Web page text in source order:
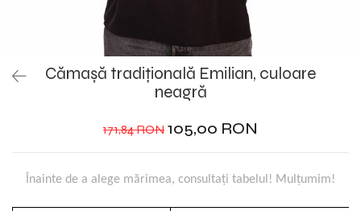
Cămașă tradițională Emilian, culoare
neagră
171,84 RON 105,00 RON
Înainte de a alege mărimea, consultați tabelul! Mulțumim!